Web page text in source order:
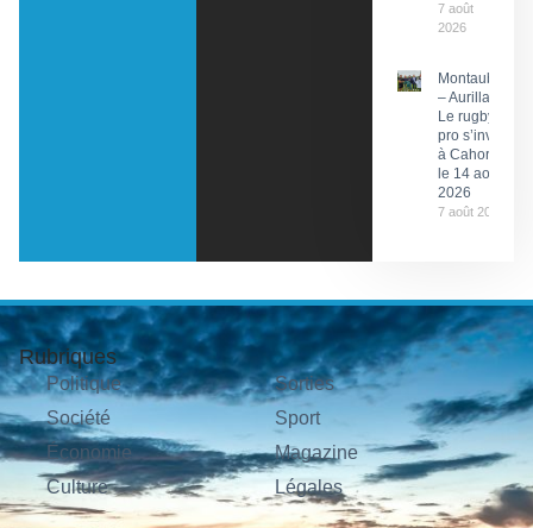
7 août
2026
Montauban
– Aurillac :
Le rugby
pro s’invite
à Cahors
le 14 août
2026
7 août 2026
Rubriques
Politique
Société
Économie
Culture
Sorties
Sport
Magazine
Légales